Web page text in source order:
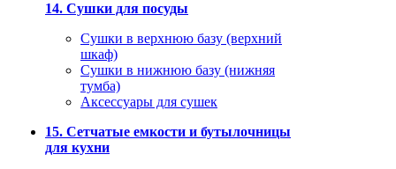
14. Сушки для посуды
Сушки в верхнюю базу (верхний
шкаф)
Сушки в нижнюю базу (нижняя
тумба)
Аксессуары для сушек
15. Сетчатые емкости и бутылочницы
для кухни